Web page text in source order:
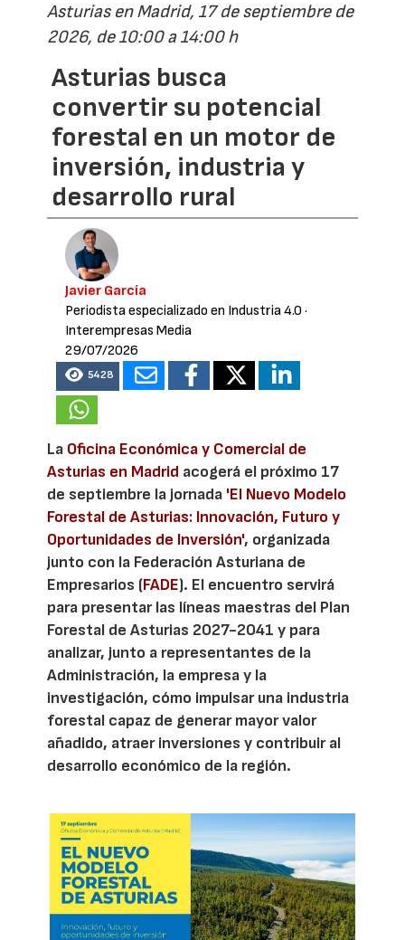
Asturias en Madrid, 17 de septiembre de
2026, de 10:00 a 14:00 h
Asturias busca
convertir su potencial
forestal en un motor de
inversión, industria y
desarrollo rural
Javier García
Periodista especializado en Industria 4.0 ·
Interempresas Media
29/07/2026
5428
La Oficina Económica y Comercial de
Asturias en Madrid acogerá el próximo 17
de septiembre la jornada 'El Nuevo Modelo
Forestal de Asturias: Innovación, Futuro y
Oportunidades de Inversión', organizada
junto con la Federación Asturiana de
Empresarios (FADE). El encuentro servirá
para presentar las líneas maestras del Plan
Forestal de Asturias 2027-2041 y para
analizar, junto a representantes de la
Administración, la empresa y la
investigación, cómo impulsar una industria
forestal capaz de generar mayor valor
añadido, atraer inversiones y contribuir al
desarrollo económico de la región.